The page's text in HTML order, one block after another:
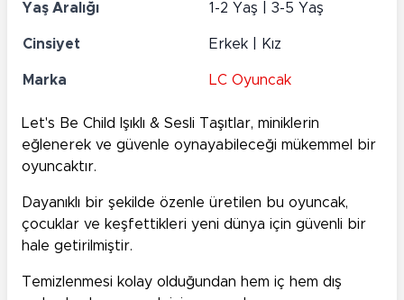
Yaş Aralığı 1-2 Yaş | 3-5 Yaş
Cinsiyet Erkek | Kız
Marka LC Oyuncak
Let's Be Child Işıklı & Sesli Taşıtlar, miniklerin
eğlenerek ve güvenle oynayabileceği mükemmel bir
oyuncaktır.
Dayanıklı bir şekilde özenle üretilen bu oyuncak,
çocuklar ve keşfettikleri yeni dünya için güvenli bir
hale getirilmiştir.
Temizlenmesi kolay olduğundan hem iç hem dış